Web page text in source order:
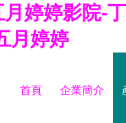
婷婷影院-
月婷婷
首頁 企業簡介